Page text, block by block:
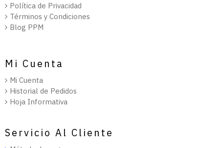
Política de Privacidad
Términos y Condiciones
Blog PPM
Mi Cuenta
Mi Cuenta
Historial de Pedidos
Hoja Informativa
Servicio Al Cliente